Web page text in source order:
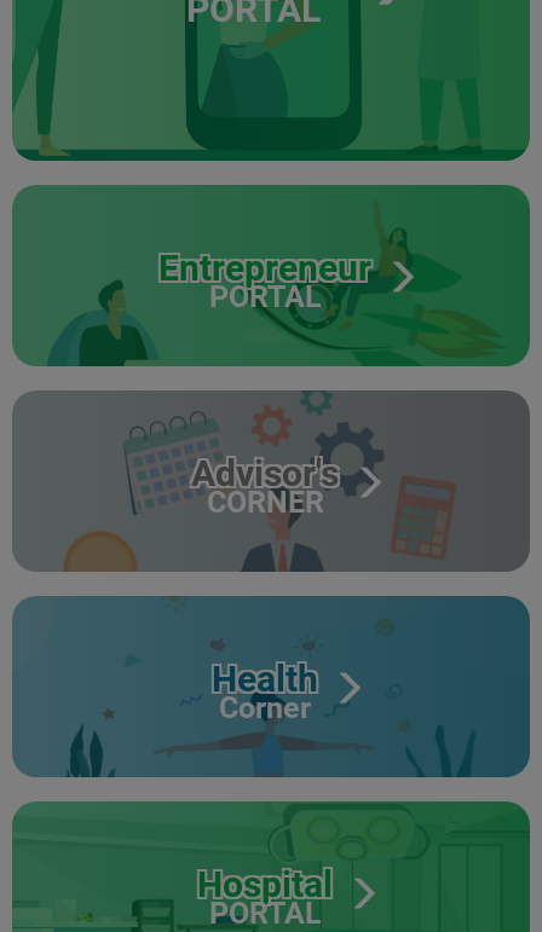
PORTAL
Entrepreneur
PORTAL
Advisor's
CORNER
Health
Corner
Hospital
PORTAL